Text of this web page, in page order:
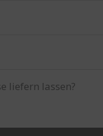
liefern lassen?